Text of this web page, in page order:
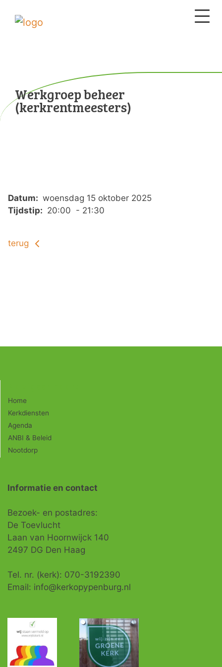
Werkgroep beheer
(kerkrentmeesters)
Datum: woensdag 15 oktober 2025
Tijdstip: 20:00 - 21:30
terug
Home
Kerkdiensten
Agenda
ANBI & Beleid
Nootdorp
Informatie en contact
Bezoek- en postadres:
De Toevlucht
Laan van Hoornwijck 140
2497 DG Den Haag
Tel. nr. (kerk): 070-3192390
Email: info@kerkopypenburg.nl